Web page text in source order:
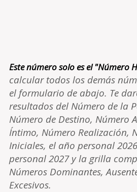
Este número solo es el "Número
calcular todos los demás
el formulario de abajo. Te
resultados del Número de la
Número de Destino, Número
Íntimo, Número Realización,
Iniciales, el año personal
personal 2027 y la grilla
Números Dominantes,
Excesivos.